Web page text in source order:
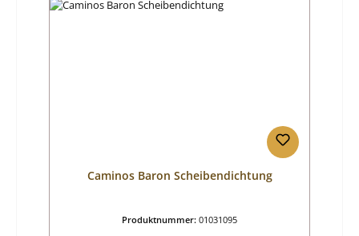
Caminos Baron Scheibendichtung
Produktnummer: 01031095